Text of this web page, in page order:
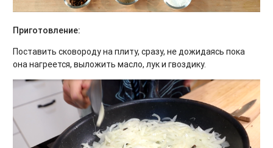
Приготовление:
Поставить сковороду на плиту, сразу, не дожидаясь пока
она нагреется, выложить масло, лук и гвоздику.